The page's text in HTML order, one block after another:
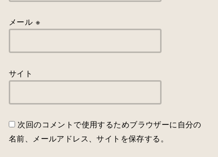
メール ※
サイト
次回のコメントで使用するためブラウザーに自分の
名前、メールアドレス、サイトを保存する。